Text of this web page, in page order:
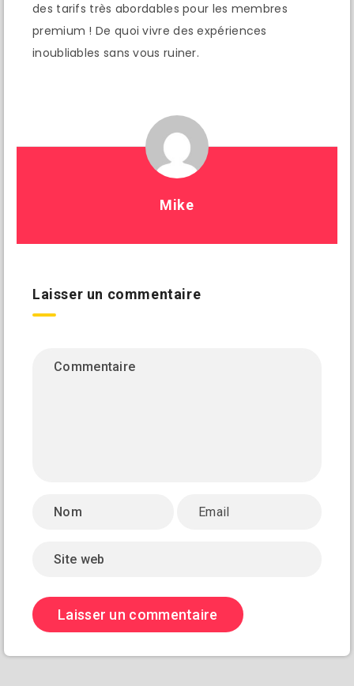
des tarifs très abordables pour les membres
premium ! De quoi vivre des expériences
inoubliables sans vous ruiner.
Mike
Laisser un commentaire